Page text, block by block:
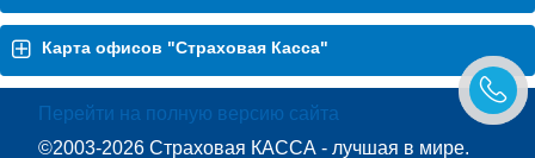
Карта офисов "Страховая Касса"
Перейти на полную версию сайта
©2003-2026 Страховая КАССА - лучшая в мире.